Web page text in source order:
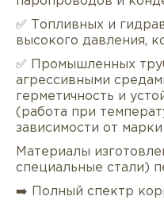
Описание
Услуги
✅ Топливных и
высокого давления,
✅ Промышленных
агрессивными
герметичность и
(работа при
зависимости от марки
Материалы
специальные стали)
➡️ Полный спектр